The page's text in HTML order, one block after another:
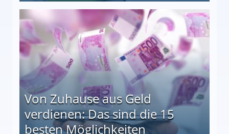
auf einen Blick
Von Zuhause aus Geld
verdienen: Das sind die 15
besten Möglichkeiten